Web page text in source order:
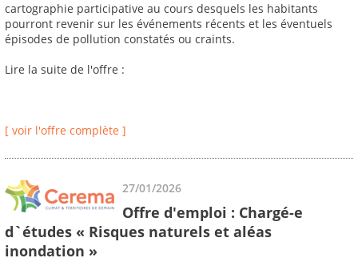
cartographie participative au cours desquels les habitants
pourront revenir sur les événements récents et les éventuels
épisodes de pollution constatés ou craints.
Lire la suite de l'offre :
[ voir l'offre complète ]
27/01/2026
Offre d'emploi : Chargé-e
d`études « Risques naturels et aléas
inondation »